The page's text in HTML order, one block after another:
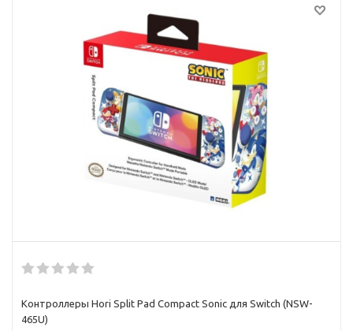
Контроллеры Hori Split Pad Compact Sonic для Switch (NSW-
465U)